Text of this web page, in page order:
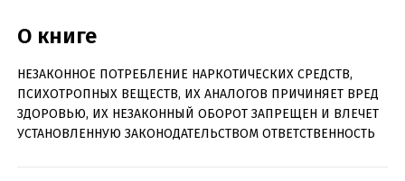
О книге
НЕЗАКОННОЕ ПОТРЕБЛЕНИЕ НАРКОТИЧЕСКИХ СРЕДСТВ,
ПСИХОТРОПНЫХ ВЕЩЕСТВ, ИХ АНАЛОГОВ ПРИЧИНЯЕТ ВРЕД
ЗДОРОВЬЮ, ИХ НЕЗАКОННЫЙ ОБОРОТ ЗАПРЕЩЕН И ВЛЕЧЕТ
УСТАНОВЛЕННУЮ ЗАКОНОДАТЕЛЬСТВОМ ОТВЕТСТВЕННОСТЬ